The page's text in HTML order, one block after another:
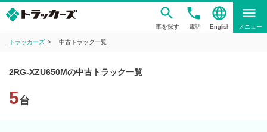
車を探す
phone
電話
language
English
menu
メニュー
トラッカーズ 中古トラック一覧
2RG-XZU650Mの中古トラック一覧
5台